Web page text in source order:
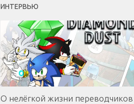
ИНТЕРВЬЮ
О нелёгкой жизни переводчиков